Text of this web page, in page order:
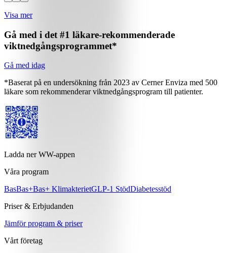
Visa mer
Gå med i det #1 läkare-rekommenderade
viktnedgångsprogrammet*
Gå med idag
*Baserat på en undersökning från 2023 av Cerner Enviza med 500
läkare som rekommenderar viktnedgångsprogram till patienter.
Ladda ner WW-appen
Våra program
BasBas+Bas+ KlimakterietGLP-1 StödDiabetesstöd
Priser & Erbjudanden
Jämför program & priser
Vårt företag